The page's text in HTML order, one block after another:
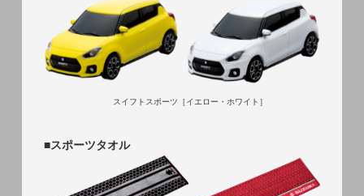
スイフトスポーツ ［イエロー・ホワイト］
■スポーツタオル